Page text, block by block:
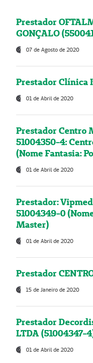
Prestador
GONÇALO
07 de Agosto de 2020
Prestador Clínica
01 de Abril de 2020
Prestador Centro
51004350-4:
(Nome Fantasia:
01 de Abril de 2020
Prestador:
51004349-0
Master)
01 de Abril de 2020
Prestador
15 de Janeiro de 2020
Prestador
LTDA (51004347-
01 de Abril de 2020